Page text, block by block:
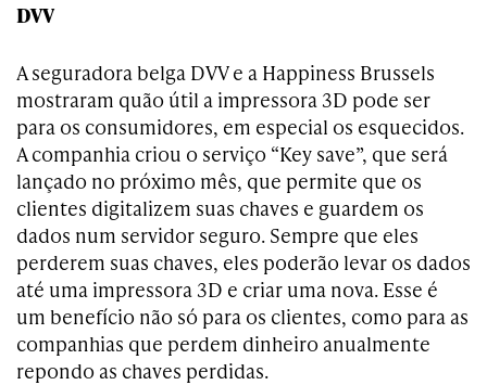
DVV
A seguradora belga DVV e a Happiness Brussels
mostraram quão útil a impressora 3D pode ser
para os consumidores, em especial os esquecidos.
A companhia criou o serviço “Key save”, que será
lançado no próximo mês, que permite que os
clientes digitalizem suas chaves e guardem os
dados num servidor seguro. Sempre que eles
perderem suas chaves, eles poderão levar os dados
até uma impressora 3D e criar uma nova. Esse é
um benefício não só para os clientes, como para as
companhias que perdem dinheiro anualmente
repondo as chaves perdidas.